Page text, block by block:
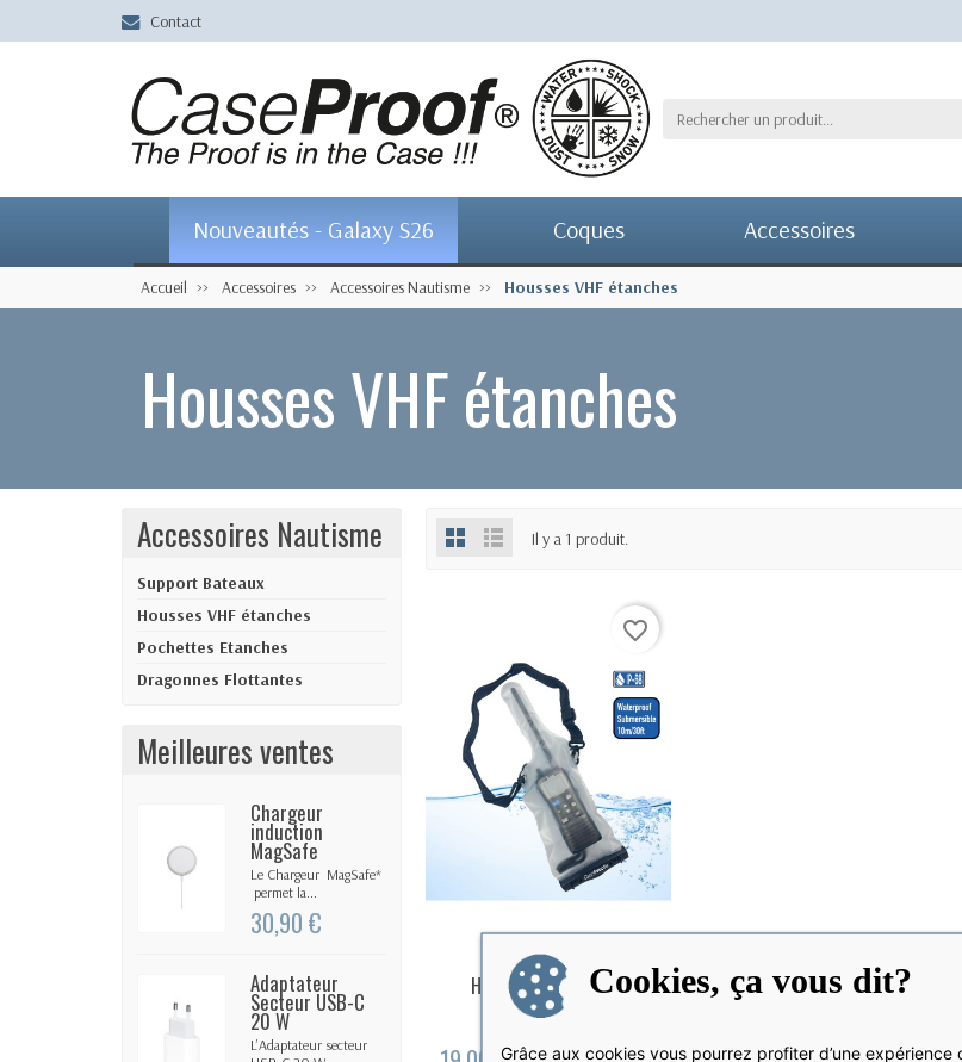
Contact
Nouveautés - Galaxy S26 Coques Accessoires
Accueil Accessoires Accessoires Nautisme Housses VHF étanches
Housses VHF étanches
Accessoires Nautisme
Support Bateaux
Housses VHF étanches
Pochettes Etanches
Dragonnes Flottantes
Meilleures ventes
Chargeur
induction
MagSafe
Le Chargeur MagSafe*
permet la...
30,90 €
Adaptateur
Secteur USB-C
20 W
L’Adaptateur secteur
Il y a 1 produit.
EN STOCK
favorite_border
Housse VHF étancheCookies, ça vous dit?
Grâce aux cookies vous pourrez profiter d’une expérience